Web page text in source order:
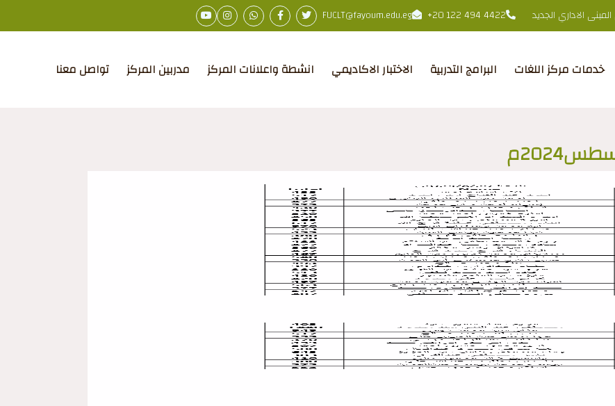
الاداري الجديد +20 122 494 4422
FUCLT@fayoum.edu.eg
خدمات مركز اللغات البرامج التدربية الاختبار الاكاديمي انشطة واعلانات المركز مدربين المركز تواصل معنا